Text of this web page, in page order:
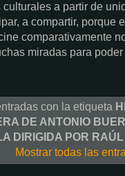
a partir de
a compartir, porque
comparativamente
miradas para
con la etiqueta
DE ANTONIO
DIRIGIDA POR
Mostrar todas las